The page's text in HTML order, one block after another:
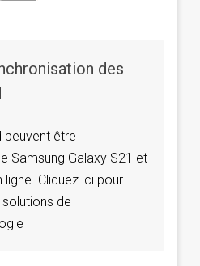
des
peuvent être
Samsung Galaxy S21 et
ligne. Cliquez ici pour
de